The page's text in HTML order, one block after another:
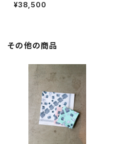
¥38,500
その他の商品